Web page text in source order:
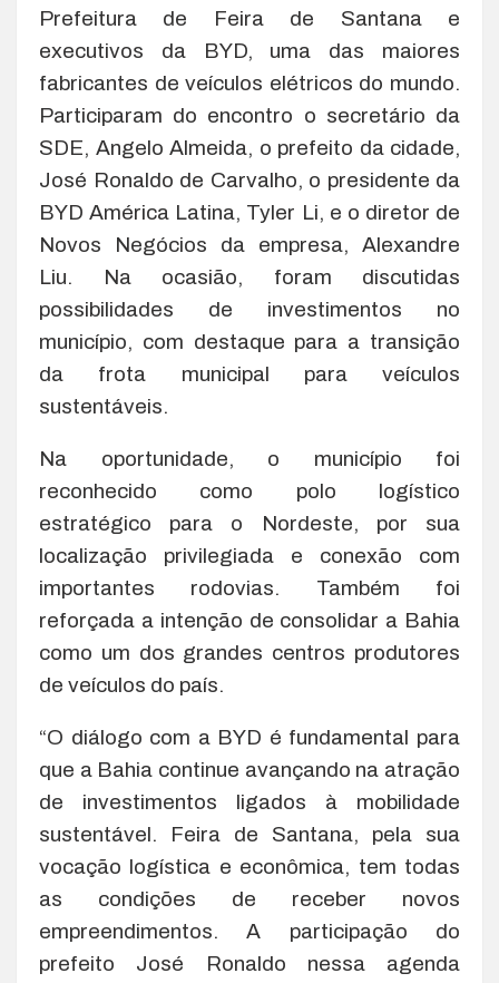
Prefeitura de Feira de Santana e
executivos da BYD, uma das maiores
fabricantes de veículos elétricos do mundo.
Participaram do encontro o secretário da
SDE, Angelo Almeida, o prefeito da cidade,
José Ronaldo de Carvalho, o presidente da
BYD América Latina, Tyler Li, e o diretor de
Novos Negócios da empresa, Alexandre
Liu. Na ocasião, foram discutidas
possibilidades de investimentos no
município, com destaque para a transição
da frota municipal para veículos
sustentáveis.
Na oportunidade, o município foi
reconhecido como polo logístico
estratégico para o Nordeste, por sua
localização privilegiada e conexão com
importantes rodovias. Também foi
reforçada a intenção de consolidar a Bahia
como um dos grandes centros produtores
de veículos do país.
“O diálogo com a BYD é fundamental para
que a Bahia continue avançando na atração
de investimentos ligados à mobilidade
sustentável. Feira de Santana, pela sua
vocação logística e econômica, tem todas
as condições de receber novos
empreendimentos. A participação do
prefeito José Ronaldo nessa agenda